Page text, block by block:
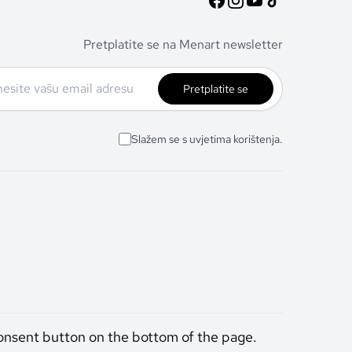
Pretplatite se na Menart newsletter
Pretplatite se
Slažem se s uvjetima korištenja.
button on the bottom of the page.